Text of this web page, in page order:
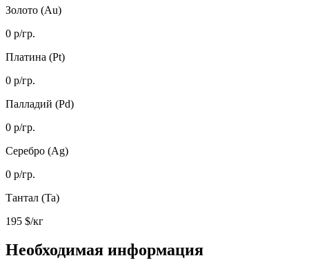
Золото (Au)
0 р/гр.
Платина (Pt)
0 р/гр.
Палладий (Pd)
0 р/гр.
Серебро (Ag)
0 р/гр.
Тантал (Ta)
195 $/кг
Необходимая информация